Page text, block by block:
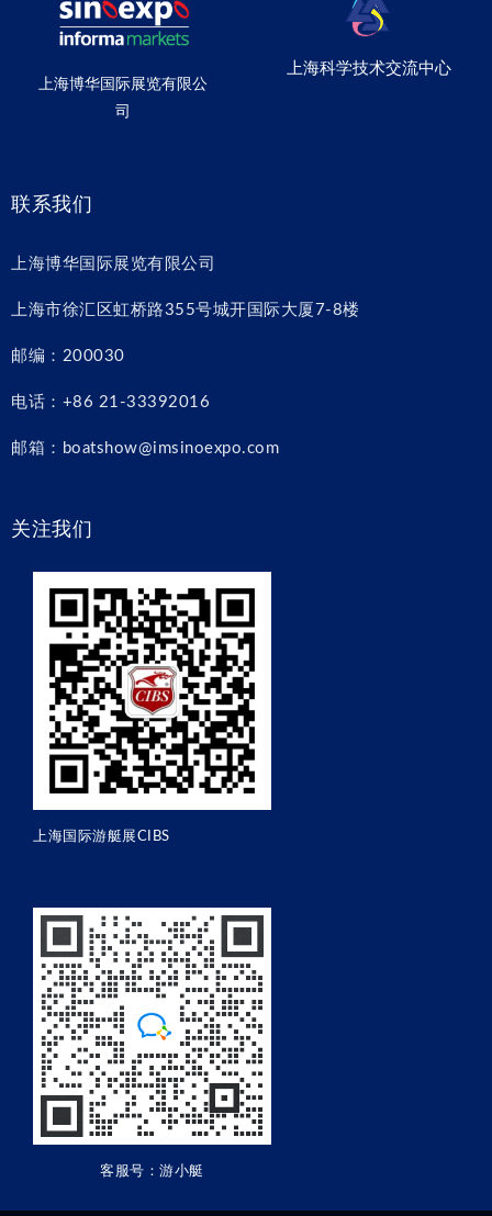
上海博华国际展览有限公
司
上海科学技术交流中心
联系我们
上海博华国际展览有限公司
上海市徐汇区虹桥路355号城开国际大厦7-8楼
邮编：200030
电话：+86 21-33392016
邮箱：boatshow@imsinoexpo.com
关注我们
上海国际游艇展CIBS
客服号：游小艇